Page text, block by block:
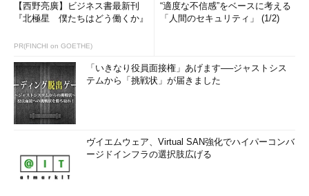
【西野亮廣】ビジネス書最新刊
『北極星 僕たちはどう働くか』
PR(FINCHI on GOETHE)
“適度な不信感”をベースに考える
「人間のセキュリティ」 (1/2)
「いきなり役員面接権」あげます──ジャストシス
テムから「挑戦状」が届きました
ヴイエムウェア、Virtual SAN強化でハイパーコンバ
ージドインフラの選択肢広げる